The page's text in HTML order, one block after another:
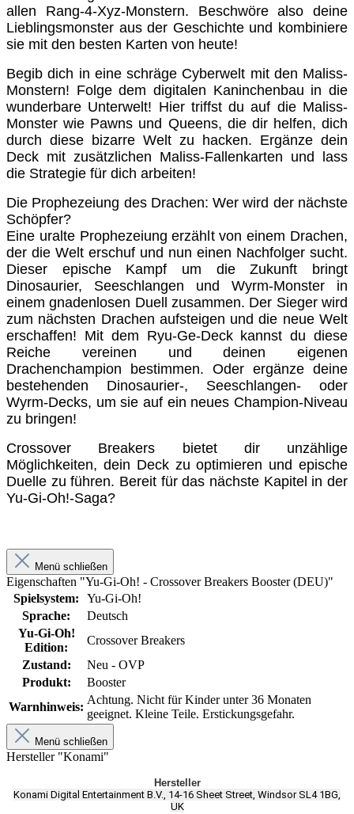
allen Rang-4-Xyz-Monstern. Beschwöre also deine
Lieblingsmonster aus der Geschichte und kombiniere
sie mit den besten Karten von heute!
Begib dich in eine schräge Cyberwelt mit den Maliss-
Monstern! Folge dem digitalen Kaninchenbau in die
wunderbare Unterwelt! Hier triffst du auf die Maliss-
Monster wie Pawns und Queens, die dir helfen, dich
durch diese bizarre Welt zu hacken. Ergänze dein
Deck mit zusätzlichen Maliss-Fallenkarten und lass
die Strategie für dich arbeiten!
Die Prophezeiung des Drachen: Wer wird der nächste
Schöpfer?
Eine uralte Prophezeiung erzählt von einem Drachen,
der die Welt erschuf und nun einen Nachfolger sucht.
Dieser epische Kampf um die Zukunft bringt
Dinosaurier, Seeschlangen und Wyrm-Monster in
einem gnadenlosen Duell zusammen. Der Sieger wird
zum nächsten Drachen aufsteigen und die neue Welt
erschaffen! Mit dem Ryu-Ge-Deck kannst du diese
Reiche vereinen und deinen eigenen
Drachenchampion bestimmen. Oder ergänze deine
bestehenden Dinosaurier-, Seeschlangen- oder
Wyrm-Decks, um sie auf ein neues Champion-Niveau
zu bringen!
Crossover Breakers bietet dir unzählige
Möglichkeiten, dein Deck zu optimieren und epische
Duelle zu führen. Bereit für das nächste Kapitel in der
Yu-Gi-Oh!-Saga?
Menü schließen
Eigenschaften "Yu-Gi-Oh! - Crossover Breakers Booster (DEU)"
Spielsystem:
Yu-Gi-Oh!
Sprache:
Deutsch
Yu-Gi-Oh!
Edition:
Crossover Breakers
Zustand:
Neu - OVP
Produkt:
Booster
Warnhinweis:
Achtung. Nicht für Kinder unter 36 Monaten
geeignet. Kleine Teile. Erstickungsgefahr.
Menü schließen
Hersteller "Konami"
Hersteller
Konami Digital Entertainment B.V., 14-16 Sheet Street, Windsor SL4 1BG,
UK